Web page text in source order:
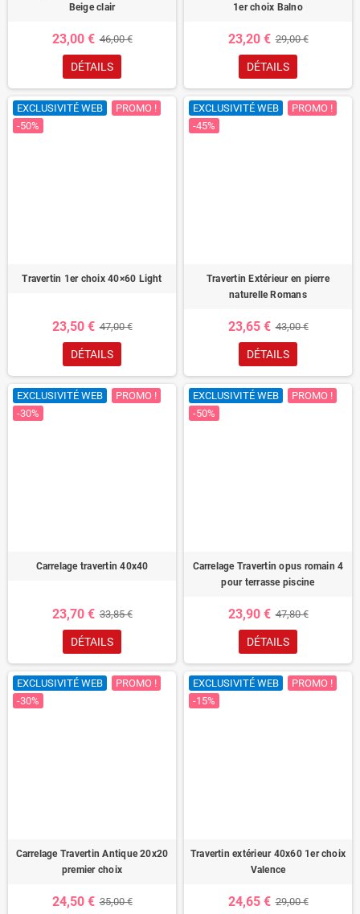
Beige clair
23,00 € 46,00 €
DÉTAILS
1er choix Balno
23,20 € 29,00 €
DÉTAILS
EXCLUSIVITÉ WEB
PROMO !
-50%
Travertin 1er choix 40×60 Light
23,50 € 47,00 €
DÉTAILS
EXCLUSIVITÉ WEB
PROMO !
-45%
Travertin Extérieur en pierre
naturelle Romans
23,65 € 43,00 €
DÉTAILS
EXCLUSIVITÉ WEB
PROMO !
-30%
Carrelage travertin 40x40
23,70 € 33,85 €
DÉTAILS
EXCLUSIVITÉ WEB
PROMO !
-50%
Carrelage Travertin opus romain 4
pour terrasse piscine
23,90 € 47,80 €
DÉTAILS
EXCLUSIVITÉ WEB
PROMO !
-30%
Carrelage Travertin Antique 20x20
premier choix
24,50 € 35,00 €
EXCLUSIVITÉ WEB
PROMO !
-15%
Travertin extérieur 40x60 1er choix
Valence
24,65 € 29,00 €